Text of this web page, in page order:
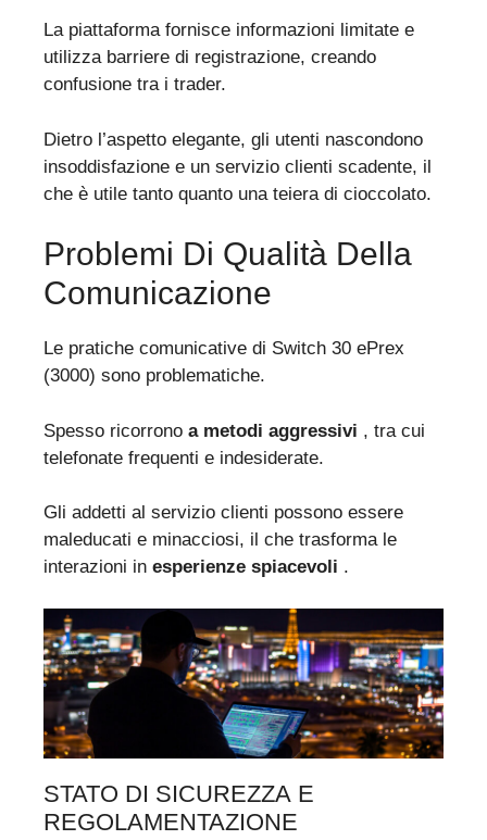
La piattaforma fornisce informazioni limitate e
utilizza barriere di registrazione, creando
confusione tra i trader.
Dietro l’aspetto elegante, gli utenti nascondono
insoddisfazione e un servizio clienti scadente, il
che è utile tanto quanto una teiera di cioccolato.
Problemi Di Qualità Della
Comunicazione
Le pratiche comunicative di Switch 30 ePrex
(3000) sono problematiche.
Spesso ricorrono a metodi aggressivi , tra cui
telefonate frequenti e indesiderate.
Gli addetti al servizio clienti possono essere
maleducati e minacciosi, il che trasforma le
interazioni in esperienze spiacevoli .
STATO DI SICUREZZA E
REGOLAMENTAZIONE